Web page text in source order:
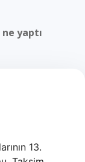
yaptı
13.